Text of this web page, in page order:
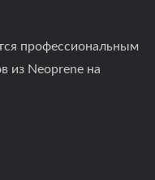
профессиональным
из Neoprene на